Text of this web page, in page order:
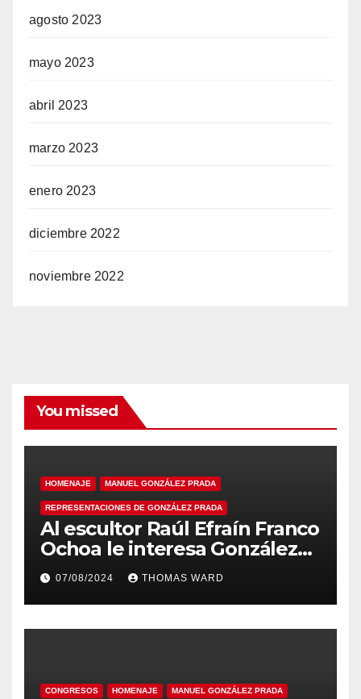
agosto 2023
mayo 2023
abril 2023
marzo 2023
enero 2023
diciembre 2022
noviembre 2022
You missed
HOMENAJE MANUEL GONZÁLEZ PRADA
REPRESENTACIONES DE GONZÁLEZ PRADA
Al escultor Raúl Efraín Franco
Ochoa le interesa González
Prada
07/08/2024 THOMAS WARD
CONGRESOS HOMENAJE MANUEL GONZÁLEZ PRADA